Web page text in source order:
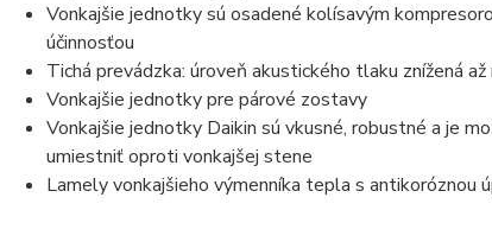
Vonkajšie jednotky sú osadené kolísavým
účinnosťou
Tichá prevádzka: úroveň akustického tlaku znížená
Vonkajšie jednotky pre párové zostavy
Vonkajšie jednotky Daikin sú vkusné, robustné a je
umiestniť oproti vonkajšej stene
Lamely vonkajšieho výmenníka tepla s antikoróznou